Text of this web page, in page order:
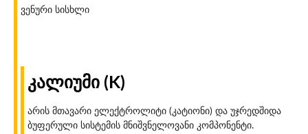
ვენური სისხლი
კალიუმი (K)
არის მთავარი ელექტროლიტი (კატიონი) და უჯრედშიდა
ბუფერული სისტემის მნიშვნელოვანი კომპონენტი.